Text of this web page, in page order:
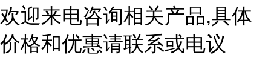
欢迎来电咨询相关产品,具体
价格和优惠请联系或电议